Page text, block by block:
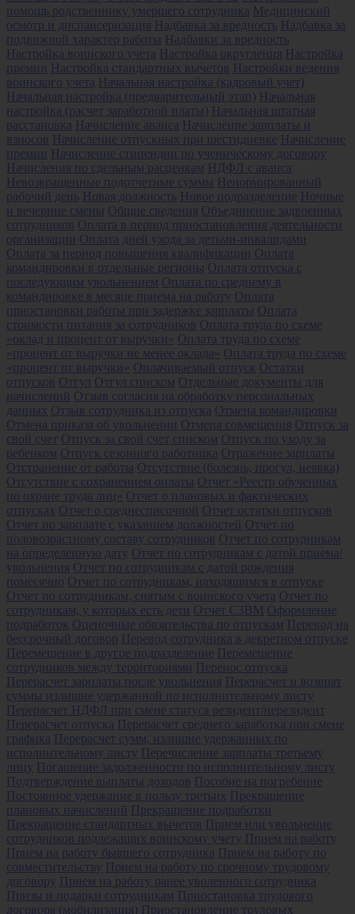
помощь родственнику умершего сотрудника Медицинский
осмотр и диспансеризация Надбавка за вредность
Надбавка за
подвижной характер работы Надбавки за вредность
Настройка воинского учета Настройка округления Настройка
премии Настройка стандартных вычетов Настройки ведения
воинского учета Начальная настройка (кадровый учет)
Начальная настройка (предварительный этап) Начальная
настройка (расчет заработной платы) Начальная штатная
расстановка Начисление аванса Начисление зарплаты и
взносов Начисление отпускных при шестидневке Начисление
премии Начисление стипендии по ученическому договору
Начисления по сдельным расценкам НДФЛ с аванса
Невозвращенные подотчетные суммы Ненормированный
рабочий день
Новая должность Новое подразделение Ночные
и вечерние смены Общие сведения Объединение задвоенных
сотрудников Оплата в период приостановления деятельности
организации Оплата дней ухода за детьми-инвалидами
Оплата за период повышения квалификации Оплата
командировки в отдельные регионы Оплата отпуска с
последующим увольнением Оплата по среднему в
командировке в месяце приема на работу Оплата
приостановки работы при задержке зарплаты Оплата
стоимости питания за сотрудников Оплата труда по схеме
«оклад и процент от выручки» Оплата труда по схеме
«процент от выручки не менее оклада» Оплата труда по схеме
«процент от выручки» Оплачиваемый отпуск Остатки
отпусков Отгул Отгул списком Отдельные документы для
начислений Отзыв согласия на обработку персональных
данных Отзыв сотрудника из отпуска Отмена командировки
Отмена приказа об увольнении Отмена совмещения Отпуск за
свой счет Отпуск за свой счет списком Отпуск по уходу за
ребенком Отпуск сезонного работника Отражение зарплаты
Отстранение от работы Отсутствие (болезнь, прогул, неявка)
Отсутствие с сохранением оплаты Отчет «Реестр обученных
по охране труда лиц» Отчет о плановых и фактических
отпусках Отчет о среднесписочной Отчет остатки отпусков
Отчет по зарплате с указанием должностей Отчет по
половозрастному составу сотрудников Отчет по сотрудникам
на определенную дату Отчет по сотрудникам с датой приема/
увольнения Отчет по сотрудникам с датой рождения
помесячно Отчет по сотрудникам, находящимся в отпуске
Отчет по сотрудникам, снятым с воинского учета Отчет по
сотрудникам, у которых есть дети Отчет СЗВМ Оформление
подработок Оценочные обязательства по отпускам Перевод на
бессрочный договор Перевод сотрудника в декретном отпуске
Перемещение в другое подразделение Перемещение
сотрудников между территориями Перенос отпуска
Перерасчет зарплаты после увольнения Перерасчет и возврат
суммы излишне удержанной по исполнительному листу
Перерасчет НДФЛ при смене статуса резидент/нерезидент
Перерасчет отпуска Перерасчет среднего заработка при смене
графика Перерасчет сумм, излишне удержанных по
исполнительному листу Перечисление зарплаты третьему
лицу Погашение задолженности по исполнительному листу
Подтверждение выплаты доходов Пособие на погребение
Постоянное удержание в пользу третьих Прекращение
плановых начислений Прекращение подработки
Прекращение стандартных вычетов Прием или увольнение
сотрудников подлежащих воинскому учету Прием на работу
Прием на работу бывшего сотрудника Прием на работу по
совместительству Прием на работу по срочному трудовому
договору Прием на работу ранее уволенного сотрудника
Призы и подарки сотрудникам Приостановка трудового
договора (мобилизация) Приостановление трудовых